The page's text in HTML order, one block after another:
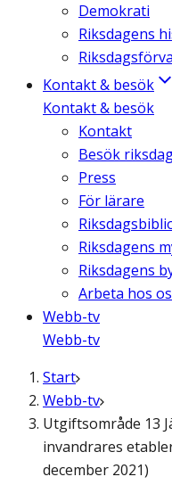
Demokrati
Riksdagens
Kontakt & besök
Kontakt & besök
Kontakt
Besök
Press
För lärare
Riksdagens
Riksdagens
Arbeta hos
Webb-tv
Webb-tv
Start
Webb-tv
Utgiftsområde 13
invandrares
december 2021)